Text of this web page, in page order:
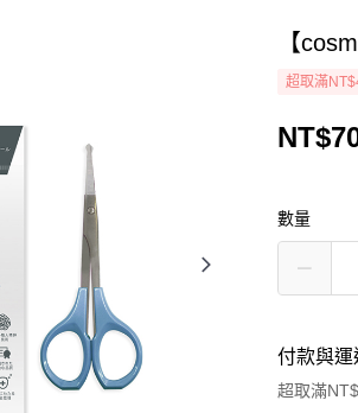
【
超取滿
數量
付款與運
超取滿